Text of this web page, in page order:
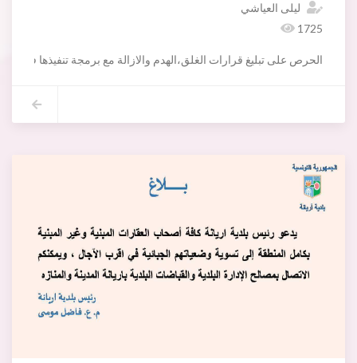
ليلى العياشي
1725
الحرص على تبليغ قرارات الغلق،الهدم والازالة مع برمجة تنفيذها في غضون هذا الأسبوع و التنبيه